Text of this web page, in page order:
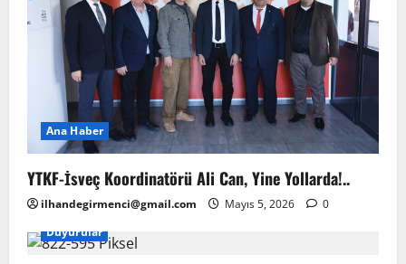
Ana Haber
YTKF-İsveç Koordinatörü Ali Can, Yine Yollarda!..
ilhandegirmenci@gmail.com Mayıs 5, 2026
0
Duyurular